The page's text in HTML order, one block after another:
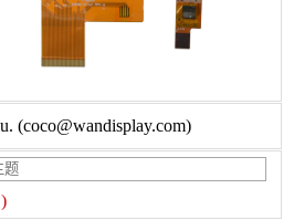
(coco@wandisplay.com)